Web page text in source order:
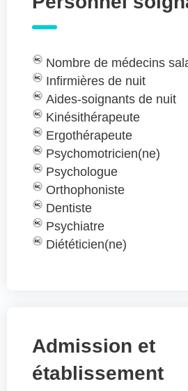
Nombre de médecins
Infirmières de nuit
Aides-soignants de nuit
Kinésithérapeute
Ergothérapeute
Psychomotricien(ne)
Psychologue
Orthophoniste
Dentiste
Psychiatre
Diététicien(ne)
Admission et
établissement